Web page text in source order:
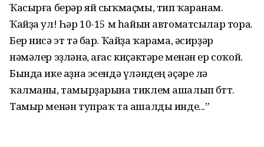
Ҡасырға берәр яй сыҡмаҫмы, тип ҡаранам.
Ҡайҙа ул! Һәр 10-15 м һайын автоматсылар тора.
Бер нисә эт тә бар. Ҡайҙа ҡарама, әсирҙәр
нәмәлер эҙләнә, ағас киҫәктәре менән ер соҡой.
Бында ике аҙна эсендә үләндең әҫәре лә
ҡалманы, тамырҙарына тиклем ашалып бөттө.
Тамыр менән тупраҡ та ашалды инде...”